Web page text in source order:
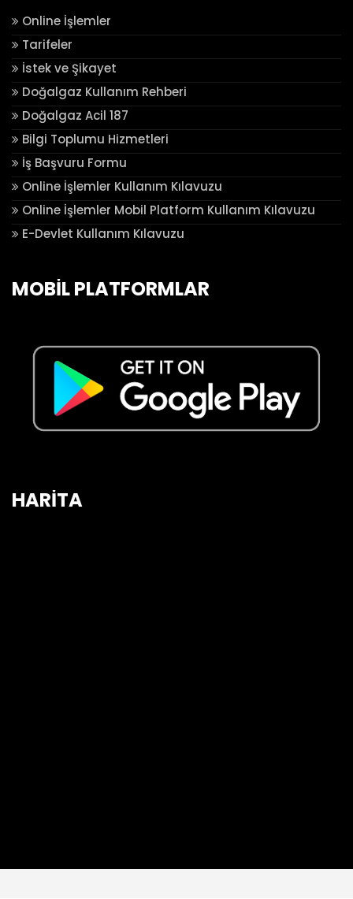
Online İşlemler
Tarifeler
İstek ve Şikayet
Doğalgaz Kullanım Rehberi
Doğalgaz Acil 187
Bilgi Toplumu Hizmetleri
İş Başvuru Formu
Online İşlemler Kullanım Kılavuzu
Online İşlemler Mobil Platform Kullanım Kılavuzu
E-Devlet Kullanım Kılavuzu
MOBİL PLATFORMLAR
HARİTA